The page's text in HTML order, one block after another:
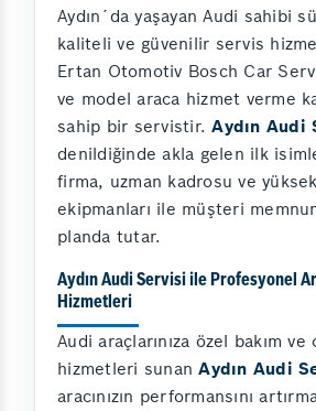
Aydın´da yaşayan Audi sahibi
kaliteli ve güvenilir servis
Ertan Otomotiv Bosch Car
ve model araca hizmet verme
sahip bir servistir.Aydın Audi
denildiğinde akla gelen ilk
firma, uzman kadrosu ve
ekipmanları ile müşteri
planda tutar.
Aydın Audi Servisi ile Profesyonel
Hizmetleri
Audi araçlarınıza özel bakım ve
hizmetleri sunanAydın Audi
aracınızın performansını